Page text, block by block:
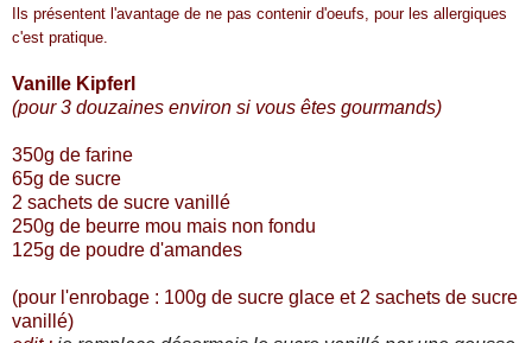
Ils présentent l'avantage de ne pas contenir d'oeufs, pour les allergiques
c'est pratique.
Vanille Kipferl
(pour 3 douzaines environ si vous êtes gourmands)
350g de farine
65g de sucre
2 sachets de sucre vanillé
250g de beurre mou mais non fondu
125g de poudre d'amandes
(pour l'enrobage : 100g de sucre glace et 2 sachets de sucre
vanillé)